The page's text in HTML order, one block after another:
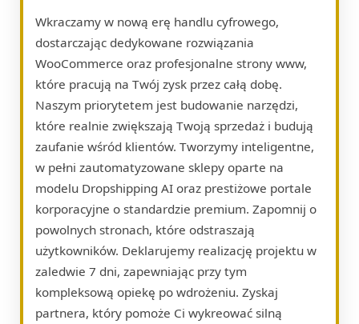
Wkraczamy w nową erę handlu cyfrowego,
dostarczając dedykowane rozwiązania
WooCommerce oraz profesjonalne strony www,
które pracują na Twój zysk przez całą dobę.
Naszym priorytetem jest budowanie narzędzi,
które realnie zwiększają Twoją sprzedaż i budują
zaufanie wśród klientów. Tworzymy inteligentne,
w pełni zautomatyzowane sklepy oparte na
modelu Dropshipping AI oraz prestiżowe portale
korporacyjne o standardzie premium. Zapomnij o
powolnych stronach, które odstraszają
użytkowników. Deklarujemy realizację projektu w
zaledwie 7 dni, zapewniając przy tym
kompleksową opiekę po wdrożeniu. Zyskaj
partnera, który pomoże Ci wykreować silną